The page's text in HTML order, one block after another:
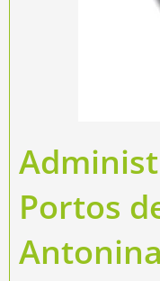
Portos